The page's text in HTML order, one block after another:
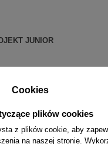
JUNIOR
stacjonarnego:
19.00
Cookies
plików cookies
z plików cookie, aby
na naszej stronie.